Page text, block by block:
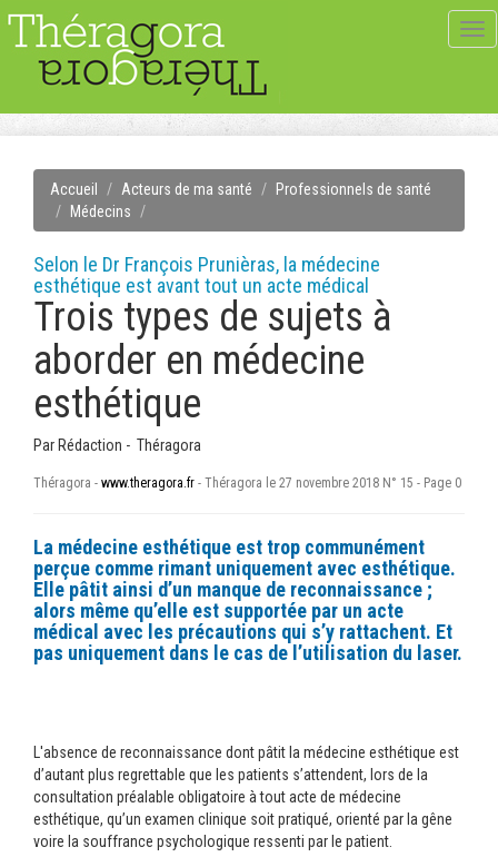
Accueil Acteurs de ma santé
Professionnels de santé
Médecins
Selon le Dr François Prunièras, la médecine
esthétique est avant tout un acte médical
Trois types de sujets à
aborder en médecine
esthétique
Par Rédaction - Théragora
Théragora - www.theragora.fr - Théragora le 27 novembre 2018 N° 15 - Page 0
La médecine esthétique est trop communément
perçue comme rimant uniquement avec esthétique.
Elle pâtit ainsi d’un manque de reconnaissance ;
alors même qu’elle est supportée par un acte
médical avec les précautions qui s’y rattachent. Et
pas uniquement dans le cas de l’utilisation du laser.
L'absence de reconnaissance dont pâtit la médecine esthétique est
d’autant plus regrettable que les patients s’attendent, lors de la
consultation préalable obligatoire à tout acte de médecine
esthétique, qu’un examen clinique soit pratiqué, orienté par la gêne
voire la souffrance psychologique ressenti par le patient.